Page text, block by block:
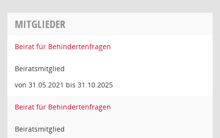
MITGLIEDER
Beirat für Behindertenfragen
Beiratsmitglied
von 31.05.2021 bis 31.10.2025
Beirat für Behindertenfragen
Beiratsmitglied